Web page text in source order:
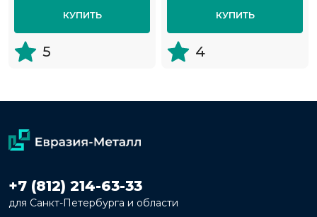
КУПИТЬ
5
КУПИТЬ
4
+7 (812) 214-63-33
для Санкт-Петербурга и области